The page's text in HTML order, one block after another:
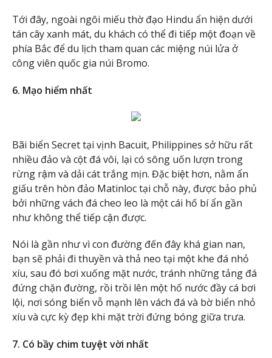
Tới đây, ngoài ngôi miếu thờ đạo Hindu ẩn hiện dưới
tán cây xanh mát, du khách có thể đi tiếp một đoạn về
phía Bắc để du lịch tham quan các miệng núi lửa ở
công viên quốc gia núi Bromo.
6. Mạo hiểm nhất
Bãi biển Secret tại vịnh Bacuit, Philippines sở hữu rất
nhiều đảo và cột đá vôi, lại có sông uốn lượn trong
rừng rậm và dải cát trắng mịn. Đặc biệt hơn, nằm ẩn
giấu trên hòn đảo Matinloc tại chỗ này, được bảo phủ
bởi những vách đá cheo leo là một cái hố bí ẩn gần
như không thể tiếp cận được.
Nói là gần như vì con đường đến đây khá gian nan,
bạn sẽ phải đi thuyền và thả neo tại một khe đá nhỏ
xíu, sau đó bơi xuống mặt nước, tránh những tảng đá
đứng chặn đường, rồi trồi lên một hố nước đầy cá bơi
lội, nơi sóng biển vỗ mạnh lên vách đá và bờ biển nhỏ
xíu và cực kỳ đẹp khi mặt trời đứng bóng giữa trưa.
7. Có bầy chim tuyệt vời nhất